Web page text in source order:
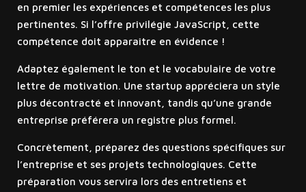
en premier les expériences et compétences les plus
pertinentes. Si l’offre privilégie JavaScript, cette
compétence doit apparaître en évidence !
Adaptez également le ton et le vocabulaire de votre
lettre de motivation. Une startup appréciera un style
plus décontracté et innovant, tandis qu’une grande
entreprise préférera un registre plus formel.
Concrètement, préparez des questions spécifiques sur
l’entreprise et ses projets technologiques. Cette
préparation vous servira lors des entretiens et